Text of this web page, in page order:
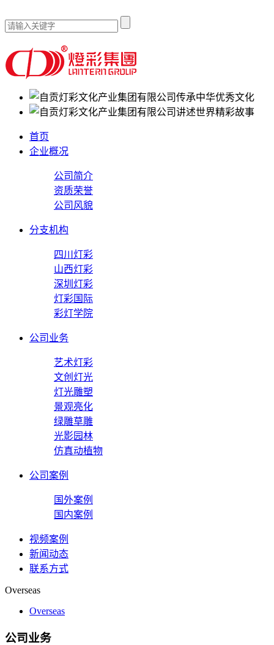
传承中华优秀文化
讲述世界精彩故事
首页
企业概况
公司简介
资质荣誉
公司风貌
分支机构
四川灯彩
山西灯彩
深圳灯彩
灯彩国际
彩灯学院
公司业务
艺术灯彩
文创灯光
灯光雕塑
景观亮化
绿雕草雕
光影园林
仿真动植物
公司案例
国外案例
国内案例
视频案例
新闻动态
联系方式
Overseas
Overseas
公司业务